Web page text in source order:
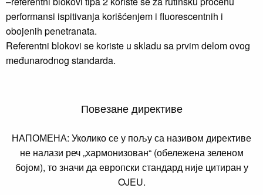
performansi ispitivanja korišćenjem i fluorescentnih i
obojenih penetranata.
Referentni blokovi se koriste u skladu sa prvim delom ovog
međunarodnog standarda.
Повезане директиве
НАПОМЕНА: Уколико се у пољу са називом директиве
не налази реч „хармонизован“ (обележена зеленом
бојом), то значи да европски стандард није цитиран у
OJEU.